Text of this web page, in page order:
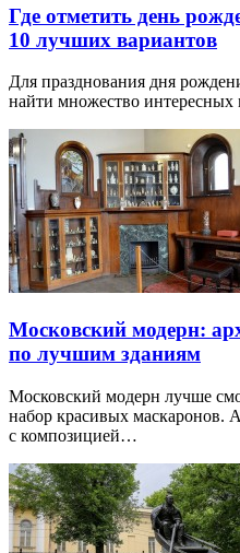
Где отметить день
10 лучших вариантов
Для празднования дня
найти множество
Московский модерн:
по лучшим зданиям
Московский модерн лучше
набор красивых маскаронов.
с композицией…